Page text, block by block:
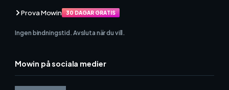
Mowin på sociala medier
Prova Mowin 30 DAGAR GRATIS
Ingen bindningstid. Avsluta när du vill.